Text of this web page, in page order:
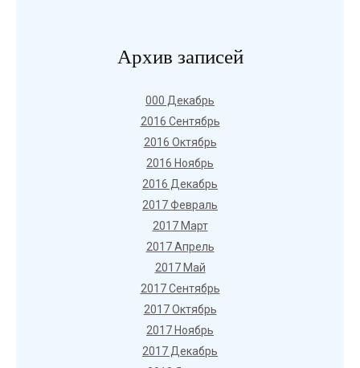
Архив записей
000 Декабрь
2016 Сентябрь
2016 Октябрь
2016 Ноябрь
2016 Декабрь
2017 Февраль
2017 Март
2017 Апрель
2017 Май
2017 Сентябрь
2017 Октябрь
2017 Ноябрь
2017 Декабрь